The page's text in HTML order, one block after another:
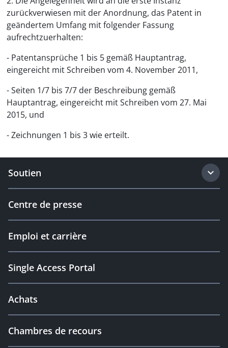
zurückverwiesen mit der Anordnung, das Patent in
geändertem Umfang mit folgender Fassung
aufrechtzuerhalten:
- Patentansprüche 1 bis 5 gemäß Hauptantrag,
eingereicht mit Schreiben vom 4. November 2011,
- Seiten 1/7 bis 7/7 der Beschreibung gemäß
Hauptantrag, eingereicht mit Schreiben vom 27. Mai
2015, und
- Zeichnungen 1 bis 3 wie erteilt.
Soutien
Centre de presse
Emploi et carrière
Single Access Portal
Achats
Chambres de recours